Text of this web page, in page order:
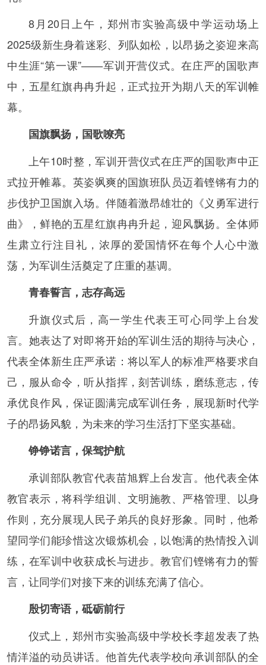
8月20日上午，郑州市实验高级中学运动场上
2025级新生身着迷彩、列队如松，以昂扬之姿迎来高
中生涯“第一课”——军训开营仪式。在庄严的国歌声
中，五星红旗冉冉升起，正式拉开为期八天的军训帷
幕。
国旗飘扬，国歌嘹亮
上午10时整，军训开营仪式在庄严的国歌声中正
式拉开帷幕。英姿飒爽的国旗班队员迈着铿锵有力的
步伐护卫国旗入场。伴随着激昂雄壮的《义勇军进行
曲》，鲜艳的五星红旗冉冉升起，迎风飘扬。全体师
生肃立行注目礼，浓厚的爱国情怀在每个人心中激
荡，为军训生活奠定了庄重的基调。
青春誓言，志存高远
升旗仪式后，高一学生代表王可心同学上台发
言。她表达了对即将开始的军训生活的期待与决心，
代表全体新生庄严承诺：将以军人的标准严格要求自
己，服从命令，听从指挥，刻苦训练，磨练意志，传
承优良作风，保证圆满完成军训任务，展现新时代学
子的昂扬风貌，为未来的学习生活打下坚实基础。
铮铮诺言，保驾护航
承训部队教官代表苗旭辉上台发言。他代表全体
教官表示，将科学组训、文明施教、严格管理、以身
作则，充分展现人民子弟兵的良好形象。同时，他希
望同学们能珍惜这次锻炼机会，以饱满的热情投入训
练，在军训中收获成长与进步。教官们铿锵有力的誓
言，让同学们对接下来的训练充满了信心。
殷切寄语，砥砺前行
仪式上，郑州市实验高级中学校长李超发表了热
情洋溢的动员讲话。他首先代表学校向承训部队的全